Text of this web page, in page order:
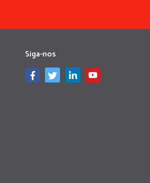
Siga-nos